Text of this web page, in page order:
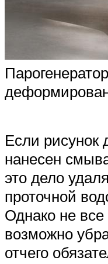
Если
нанесен
это дело
проточной
Однако не
возможно
отчего